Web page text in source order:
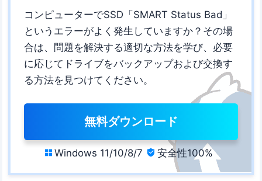
コンピューターでSSD「SMART Status Bad」
というエラーがよく発生していますか？その場
合は、問題を解決する適切な方法を学び、必要
に応じてドライブをバックアップおよび交換す
る方法を見つけてください。
無料ダウンロード
 Windows 11/10/8/7  安全性100%